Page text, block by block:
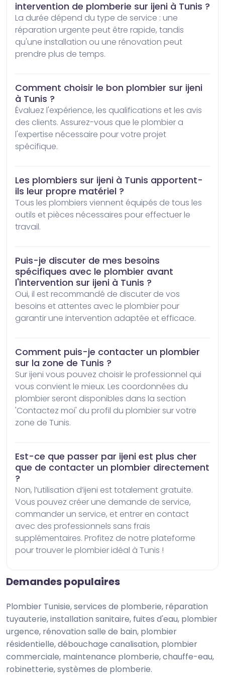
intervention de plomberie sur ijeni à Tunis ?
La durée dépend du type de service : une
réparation urgente peut être rapide, tandis
qu'une installation ou une rénovation peut
prendre plus de temps.
Comment choisir le bon plombier sur ijeni
à Tunis ?
Évaluez l'expérience, les qualifications et les avis
des clients. Assurez-vous que le plombier a
l'expertise nécessaire pour votre projet
spécifique.
Les plombiers sur ijeni à Tunis apportent-
ils leur propre matériel ?
Tous les plombiers viennent équipés de tous les
outils et pièces nécessaires pour effectuer le
travail.
Puis-je discuter de mes besoins
spécifiques avec le plombier avant
l'intervention sur ijeni à Tunis ?
Oui, il est recommandé de discuter de vos
besoins et attentes avec le plombier pour
garantir une intervention adaptée et efficace.
Comment puis-je contacter un plombier
sur la zone de Tunis ?
Sur ijeni vous pouvez choisir le professionnel qui
vous convient le mieux. Les coordonnées du
plombier seront disponibles dans la section
'Contactez moi' du profil du plombier sur votre
zone de Tunis.
Est-ce que passer par ijeni est plus cher
que de contacter un plombier directement
?
Non, l’utilisation d’ijeni est totalement gratuite.
Vous pouvez créer une demande de service,
commander un service, et entrer en contact
avec des professionnels sans frais
supplémentaires. Profitez de notre plateforme
pour trouver le plombier idéal à Tunis !
Demandes populaires
plombier Tunisie, services de plomberie, réparation
tuyauterie, installation sanitaire, fuites d'eau, plombier
urgence, rénovation salle de bain, plombier
résidentielle, débouchage canalisation, plombier
commerciale, maintenance plomberie, chauffe-eau,
robinetterie, systèmes de plomberie.